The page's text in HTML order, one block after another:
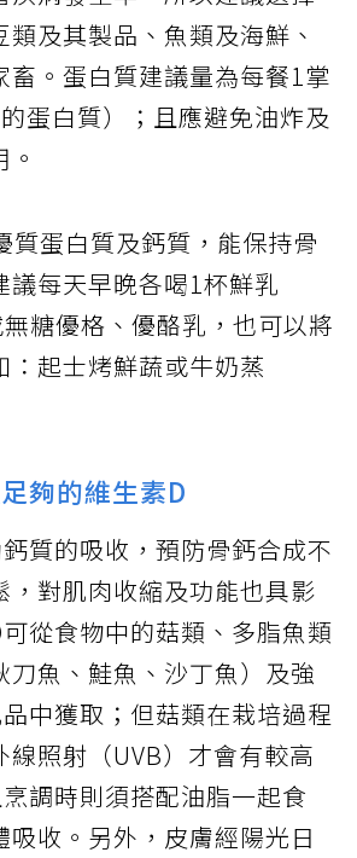
及其製品、魚類及海鮮、
畜。蛋白質建議量為每餐1掌
蛋白質）；且應避免油炸及
質蛋白質及鈣質，能保持骨
議每天早晚各喝1杯鮮乳
無糖優格、優酪乳，也可以將
：起士烤鮮蔬或牛奶蒸
夠的維生素D
質的吸收，預防骨鈣合成不
，對肌肉收縮及功能也具影
從食物中的菇類、多脂魚類
刀魚、鮭魚、沙丁魚）及強
中獲取；但菇類在栽培過程
線照射（UVB）才會有較高
調時則須搭配油脂一起食
吸收。另外，皮膚經陽光日